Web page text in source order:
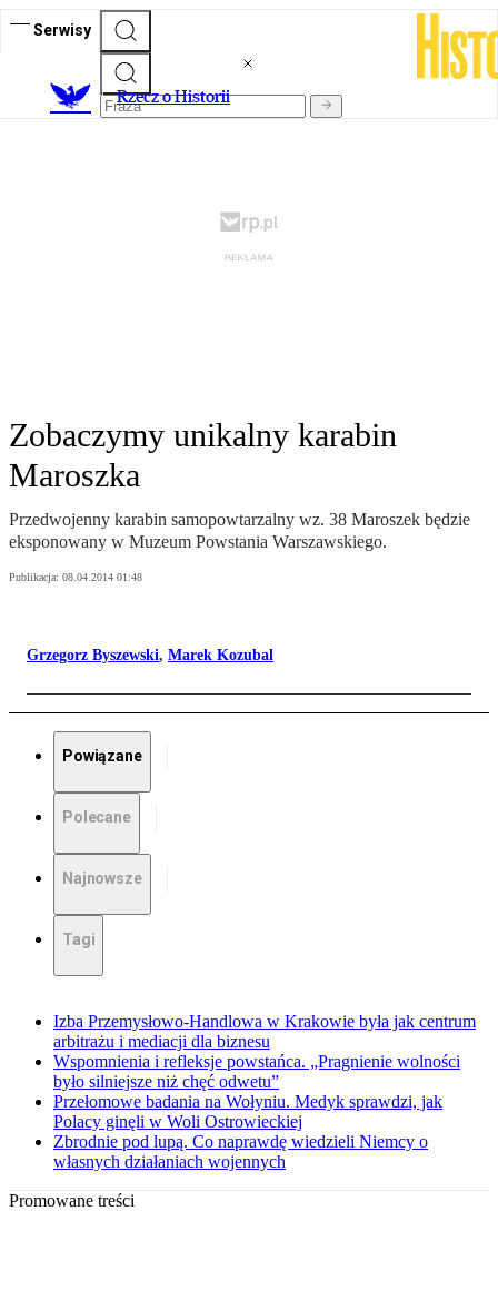
Serwisy
Rzecz o Historii
Zobaczymy unikalny karabin
Maroszka
Przedwojenny karabin samopowtarzalny wz. 38 Maroszek będzie
eksponowany w Muzeum Powstania Warszawskiego.
Publikacja: 08.04.2014 01:48
Grzegorz Byszewski, Marek Kozubal
Powiązane
Polecane
Najnowsze
Tagi
Izba Przemysłowo-Handlowa w Krakowie była jak centrum
arbitrażu i mediacji dla biznesu
Wspomnienia i refleksje powstańca. „Pragnienie wolności
było silniejsze niż chęć odwetu”
Przełomowe badania na Wołyniu. Medyk sprawdzi, jak
Polacy ginęli w Woli Ostrowieckiej
Zbrodnie pod lupą. Co naprawdę wiedzieli Niemcy o
własnych działaniach wojennych
Promowane treści